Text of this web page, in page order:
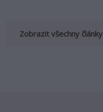
Zobrazit všechny články